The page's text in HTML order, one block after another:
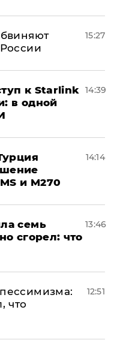
15:27
к Starlink
в одной
14:39
и M270
14:14
семь
сгорел: что
13:46
что
12:51